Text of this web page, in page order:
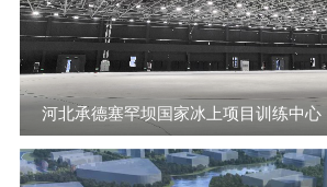
河北承德塞罕坝国家冰上项目训练中心